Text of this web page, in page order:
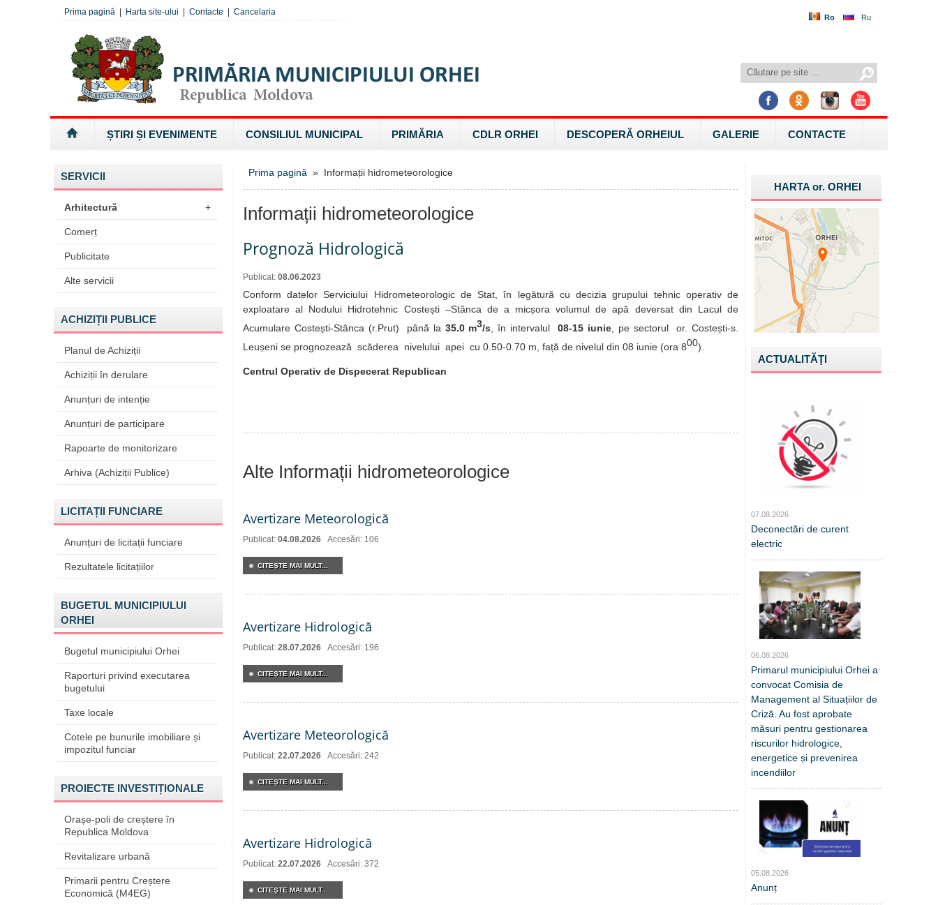
Ro Ru
Prima pagină Harta site-ului Contacte Cancelaria
ȘTIRI ȘI EVENIMENTE CONSILIUL MUNICIPAL PRIMĂRIA CDLR ORHEI DESCOPERĂ ORHEIUL GALERIE CONTACTE
SERVICII
Arhitectură +
Comerț
Publicitate
Alte servicii
ACHIZIȚII PUBLICE
Planul de Achiziții
Achiziții în derulare
Anunțuri de intenție
Anunțuri de participare
Rapoarte de monitorizare
Arhiva (Achiziții Publice)
LICITAȚII FUNCIARE
Anunțuri de licitații funciare
Rezultatele licitațiilor
BUGETUL MUNICIPIULUI
ORHEI
Bugetul municipiului Orhei
Raporturi privind executarea
bugetului
Taxe locale
Cotele pe bunurile imobiliare și
impozitul funciar
PROIECTE INVESTIȚIONALE
Orașe-poli de creștere în
Republica Moldova
Revitalizare urbană
Primarii pentru Creștere
Economică (M4EG)
Prima pagină » Informații hidrometeorologice
Informații hidrometeorologice
Prognoză Hidrologică
Publicat: 08.06.2023
Conform datelor Serviciului Hidrometeorologic de Stat, în legătură cu decizia grupului tehnic operativ de
exploatare al Nodului Hidrotehnic Costești –Stânca de a micșora volumul de apă deversat din Lacul de
Acumulare Costești-Stânca (r.Prut) până la 35.0 m3/s , în intervalul08-15 iunie , pe sectorul or. Costești-s.
Leușeni se prognozează scăderea nivelului apei cu 0.50-0.70 m, față de nivelul din 08 iunie (ora 800).
Centrul Operativ de Dispecerat Republican
Alte Informații hidrometeorologice
Avertizare Meteorologică
Publicat: 04.08.2026 Accesări: 106
CITEŞTE MAI MULT...
Avertizare Hidrologică
Publicat: 28.07.2026 Accesări: 196
CITEŞTE MAI MULT...
Avertizare Meteorologică
Publicat: 22.07.2026 Accesări: 242
CITEŞTE MAI MULT...
Avertizare Hidrologică
Publicat: 22.07.2026 Accesări: 372
CITEŞTE MAI MULT...
HARTA or.ORHEI
ACTUALITĂŢI
07.08.2026
Deconectări de curent
electric
06.08.2026
Primarul municipiului Orhei a
convocat Comisia de
Management al Situațiilor de
Criză. Au fost aprobate
măsuri pentru gestionarea
riscurilor hidrologice,
energetice și prevenirea
incendiilor
05.08.2026
Anunț